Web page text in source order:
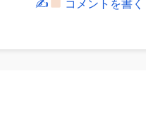
✍ コメントを書く